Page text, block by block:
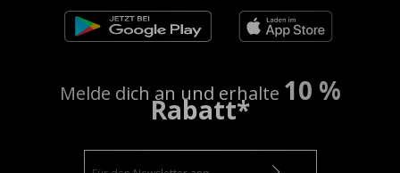
Melde dich an und erhalte 10 %
Rabatt*